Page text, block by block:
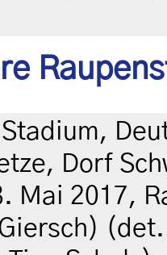
Dorf
Mai 2017,
(det.